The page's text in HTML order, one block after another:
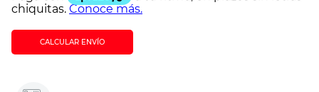
CALCULAR ENVÍO